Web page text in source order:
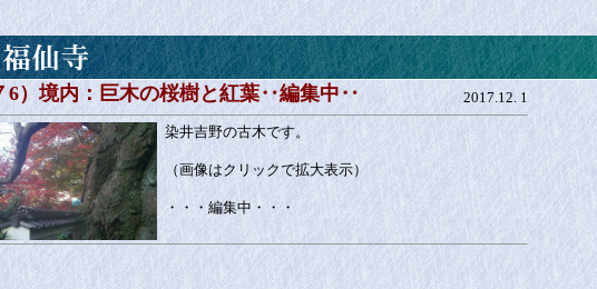
6）境内：巨木の桜樹と紅葉‥編集中‥ 2017.12. 1
染井吉野の古木です。
（画像はクリックで拡大表示）
・・・編集中・・・